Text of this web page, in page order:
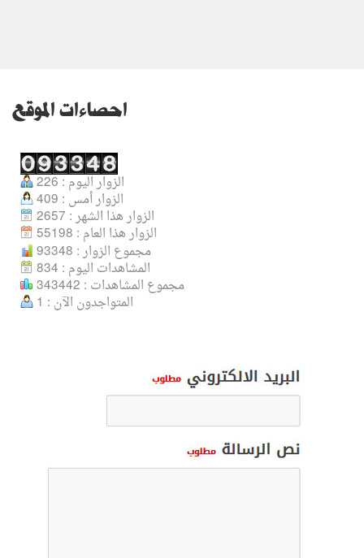
احصاءات الموقع
الزوار اليوم : 226
الزوار أمس : 409
الزوار هذا الشهر : 2657
الزوار هذا العام : 55198
مجموع الزوار : 93348
المشاهدات اليوم : 834
مجموع المشاهدات : 343442
المتواجدون الآن : 1